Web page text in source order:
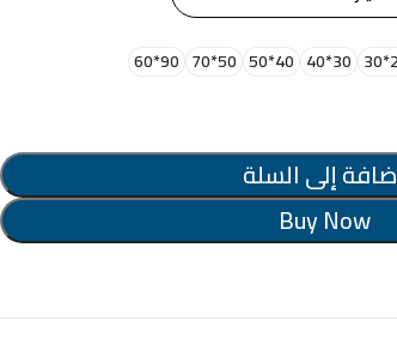
30*40
40*50
50*70
90*60
إلى السلة
Buy Now